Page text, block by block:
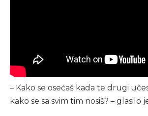
– Kako se osećaš kada te drugi
kako se sa svim tim nosiš? – glasilo